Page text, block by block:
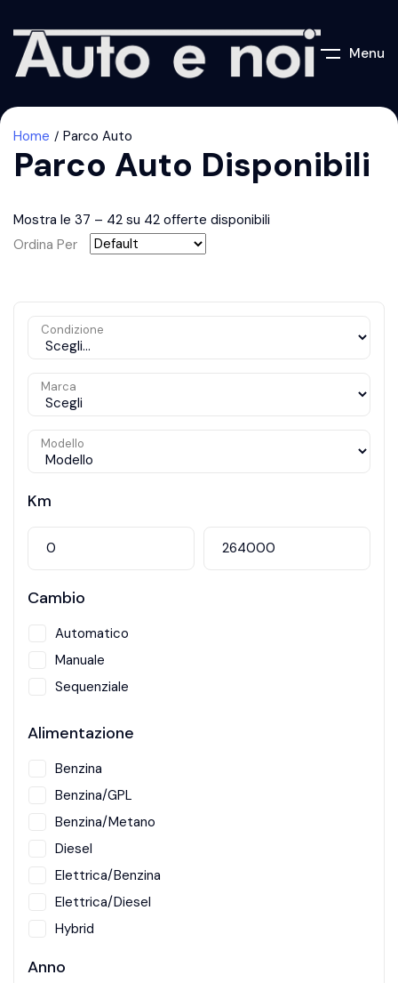
Menu
Home Parco Auto
Parco Auto Disponibili
Mostra le 37 – 42 su 42 offerte disponibili
Ordina Per
Condizione
Marca
Modello
Km
Cambio
Automatico
Manuale
Sequenziale
Alimentazione
Benzina
Benzina/GPL
Benzina/Metano
Diesel
Elettrica/Benzina
Elettrica/Diesel
Hybrid
Anno